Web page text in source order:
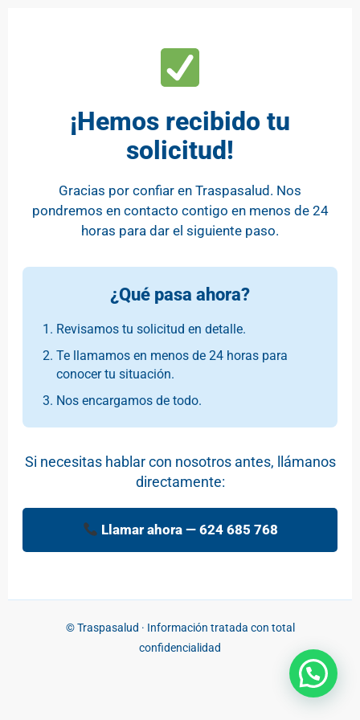
¡Hemos recibido tu
solicitud!
Gracias por confiar en Traspasalud. Nos
pondremos en contacto contigo en menos de 24
horas para dar el siguiente paso.
¿Qué pasa ahora?
Revisamos tu solicitud en detalle.
Te llamamos en menos de 24 horas para
conocer tu situación.
Nos encargamos de todo.
Si necesitas hablar con nosotros antes, llámanos
directamente:
Llamar ahora — 624 685 768
© Traspasalud · Información tratada con total
confidencialidad